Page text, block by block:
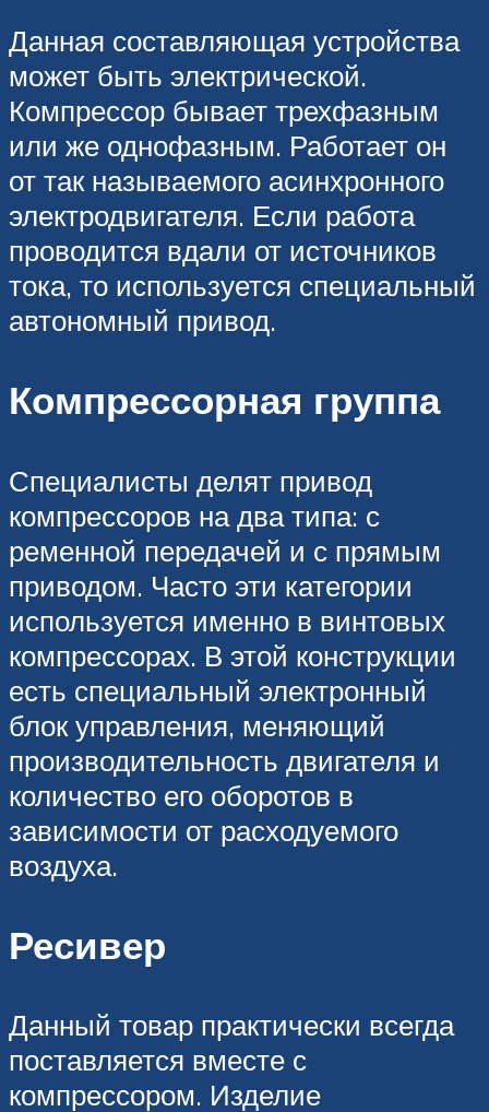
Данная составляющая устройства
может быть электрической.
Компрессор бывает трехфазным
или же однофазным. Работает он
от так называемого асинхронного
электродвигателя. Если работа
проводится вдали от источников
тока, то используется специальный
автономный привод.
Компрессорная группа
Специалисты делят привод
компрессоров на два типа: с
ременной передачей и с прямым
приводом. Часто эти категории
используется именно в винтовых
компрессорах. В этой конструкции
есть специальный электронный
блок управления, меняющий
производительность двигателя и
количество его оборотов в
зависимости от расходуемого
воздуха.
Ресивер
Данный товар практически всегда
поставляется вместе с
компрессором. Изделие